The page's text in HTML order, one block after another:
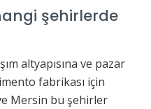
şehirlerde
altyapısına ve pazar
fabrikası için
Mersin bu şehirler